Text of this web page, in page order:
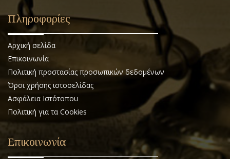
Πληροφορίες
Αρχική σελίδα
Επικοινωνία
Πολιτική προστασίας προσωπικών δεδομένων
Όροι χρήσης ιστοσελίδας
Ασφάλεια Ιστότοπου
Πολιτική για τα Cookies
Επικοινωνία